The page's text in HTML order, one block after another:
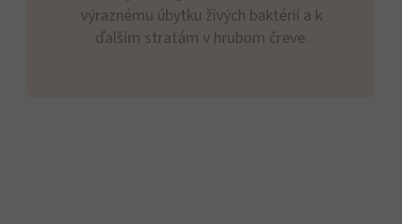
výraznému úbytku živých baktérií a k
ďalším stratám v hrubom čreve.